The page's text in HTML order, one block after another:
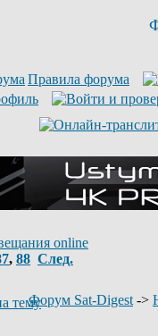
Правила форума
online
, 88 След.
Форум Sat-Digest ->